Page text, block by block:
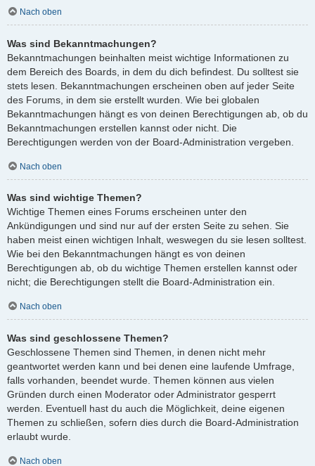
Nach oben
Was sind Bekanntmachungen?
Bekanntmachungen beinhalten meist wichtige Informationen zu
dem Bereich des Boards, in dem du dich befindest. Du solltest sie
stets lesen. Bekanntmachungen erscheinen oben auf jeder Seite
des Forums, in dem sie erstellt wurden. Wie bei globalen
Bekanntmachungen hängt es von deinen Berechtigungen ab, ob du
Bekanntmachungen erstellen kannst oder nicht. Die
Berechtigungen werden von der Board-Administration vergeben.
Nach oben
Was sind wichtige Themen?
Wichtige Themen eines Forums erscheinen unter den
Ankündigungen und sind nur auf der ersten Seite zu sehen. Sie
haben meist einen wichtigen Inhalt, weswegen du sie lesen solltest.
Wie bei den Bekanntmachungen hängt es von deinen
Berechtigungen ab, ob du wichtige Themen erstellen kannst oder
nicht; die Berechtigungen stellt die Board-Administration ein.
Nach oben
Was sind geschlossene Themen?
Geschlossene Themen sind Themen, in denen nicht mehr
geantwortet werden kann und bei denen eine laufende Umfrage,
falls vorhanden, beendet wurde. Themen können aus vielen
Gründen durch einen Moderator oder Administrator gesperrt
werden. Eventuell hast du auch die Möglichkeit, deine eigenen
Themen zu schließen, sofern dies durch die Board-Administration
erlaubt wurde.
Nach oben